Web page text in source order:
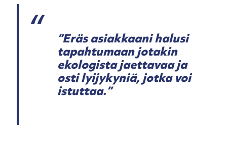
”Eräs asiakkaani halusi
tapahtumaan jotakin
ekologista jaettavaa ja
osti lyijykyniä, jotka voi
istuttaa.”